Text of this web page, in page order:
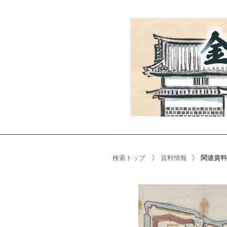
検索トップ 資料情報 関連資